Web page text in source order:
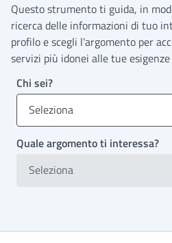
Questo strumento ti guida, in
ricerca delle informazioni di tuo
profilo e scegli l’argomento per
servizi più idonei alle tue esigenze
Chi sei?
Seleziona
Quale argomento ti interessa?
Seleziona